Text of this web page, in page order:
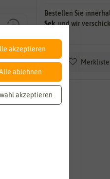
Bestellen Sie
Sek.und wir
Merkliste
die
hat.
akzeptieren
ablehnen
akzeptieren